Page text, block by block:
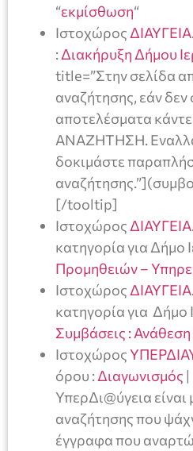
“εκμίσθωση“
Ιστοχώρος ΔΙΑΥΓΕΙΑ
:Διακήρυξη Δήμου
title=”Στην σελίδα
αναζήτησης, εάν δεν
αποτελέσματα κάντε
ΑΝΑΖΗΤΗΣΗ.
δοκιμάστε
[/tooltip]
Ιστοχώρος ΔΙΑΥΓΕΙΑ
κατηγορία για Δήμο
Προμηθειών –
Ιστοχώρος ΔΙΑΥΓΕΙΑ
κατηγορία για Δήμο
Συμβάσεις :
Ιστοχώρος
όρου :Διαγωνισμός
ΥπερΔι@ύγεια είναι
αναζήτησης που
έγγραφα που